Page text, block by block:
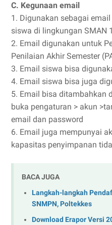
C. Kegunaan email
1. Digunakan sebagai
siswa di lingkungan SMAN
2. Email digunakan untuk
Penilaian Akhir Semester
3. Email siswa bisa
4. Email siswa bisa juga
5. Email bisa ditambahkan
buka pengaturan > akun
email dan password
6. Email juga mempunyai
kapasitas penyimpanan
BACA JUGA
Langkah-langkah
SNMPN, Poltekkes
Download Erapor Versi